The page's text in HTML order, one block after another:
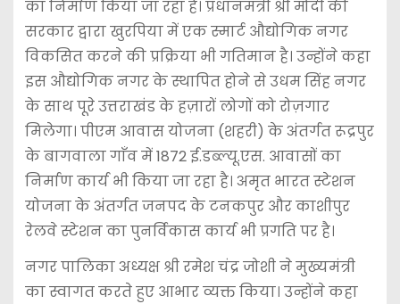
का निर्माण किया जा रहा है। प्रधानमंत्री श्री मोदी की
सरकार द्वारा खुरपिया में एक स्मार्ट औद्योगिक नगर
विकसित करने की प्रक्रिया भी गतिमान है। उन्होंने कहा
इस औद्योगिक नगर के स्थापित होने से उधम सिंह नगर
के साथ पूरे उत्तराखंड के हज़ारों लोगों को रोज़गार
मिलेगा। पीएम आवास योजना (शहरी) के अंतर्गत रूद्रपुर
के बागवाला गाँव में 1872 ई.डब्ल्यू.एस. आवासों का
निर्माण कार्य भी किया जा रहा है। अमृत भारत स्टेशन
योजना के अंतर्गत जनपद के टनकपुर और काशीपुर
रेलवे स्टेशन का पुनर्विकास कार्य भी प्रगति पर है।
नगर पालिका अध्यक्ष श्री रमेश चंद्र जोशी ने मुख्यमंत्री
का स्वागत करते हुए आभार व्यक्त किया। उन्होंने कहा